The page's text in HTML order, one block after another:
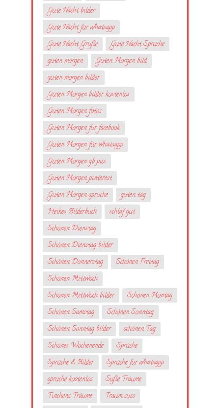
Gute Nacht bilder
Gute Nacht für whatsapp
Gute Nacht Grüße
Gute Nacht Sprüche
guten morgen
Guten Morgen bild
guten morgen bilder
Guten Morgen bilder kostenlos
Guten Morgen fotos
Guten Morgen für facebook
Guten Morgen für whatsapp
Guten Morgen gb pics
Guten Morgen pinterest
Guten Morgen sprüche
guten tag
Heikes Bilderbuch
schlaf gut
Schönen Dienstag
Schönen Dienstag bilder
Schönen Donnerstag
Schönen Freitag
Schönen Mittwoch
Schönen Mittwoch bilder
Schönen Montag
Schönen Samstag
Schönen Sonntag
Schönen Sonntag bilder
schönen Tag
Schönes Wochenende
Sprüche
Sprüche & Bilder
Sprüche fur whatsapp
sprüche kostenlos
Süße Träume
Tinchens Träume
Traum suss